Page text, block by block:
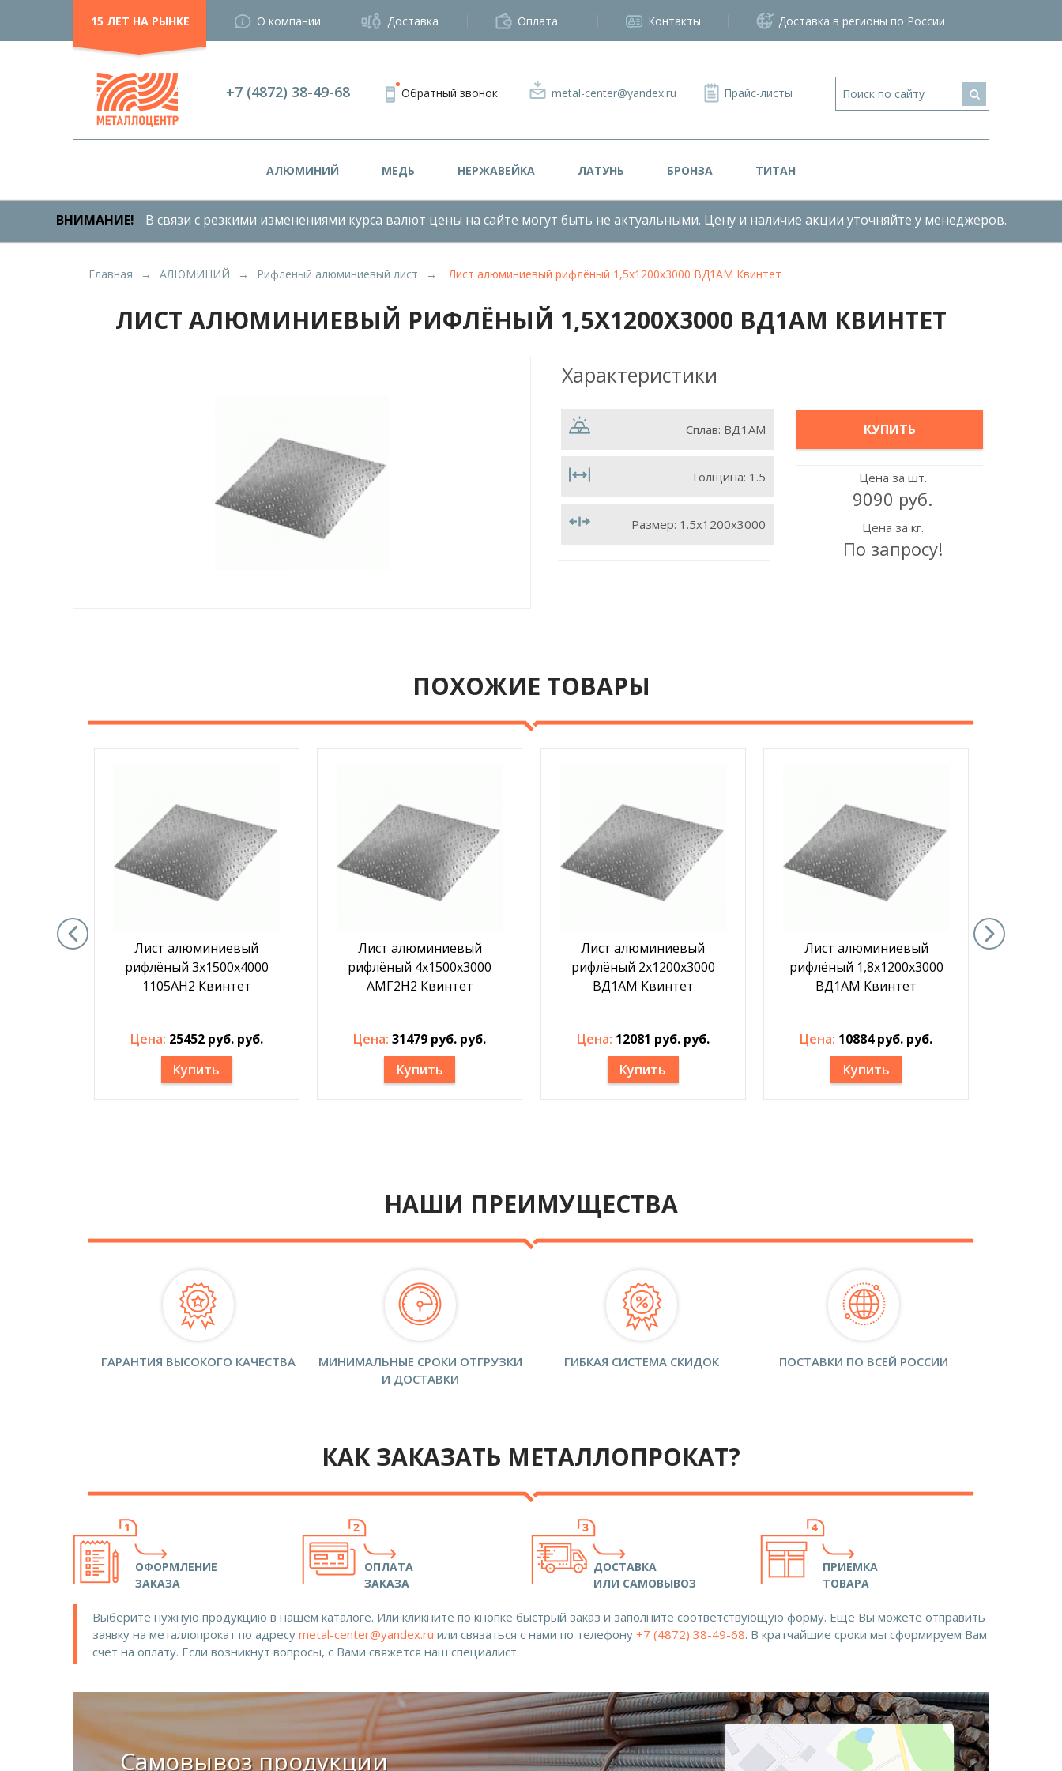
15 ЛЕТ НА РЫНКЕ О компании Доставка Оплата Контакты Доставка в регионы по России
+7 (4872) 38-49-68 Обратный звонок metal-center@yandex.ru Прайс-листы
АЛЮМИНИЙ МЕДЬ НЕРЖАВЕЙКА ЛАТУНЬ БРОНЗА ТИТАН
ВНИМАНИЕ! В связи с резкими изменениями курса валют цены на сайте могут быть не актуальными. Цену и наличие акции уточняйте у менеджеров.
Главная АЛЮМИНИЙ Рифленый алюминиевый лист Лист алюминиевый рифлёный 1,5х1200х3000 ВД1АМ Квинтет
ЛИСТ АЛЮМИНИЕВЫЙ РИФЛЁНЫЙ 1,5Х1200Х3000 ВД1АМ КВИНТЕТ
Характеристики
Сплав: ВД1АМ
Толщина: 1.5
Размер: 1.5х1200х3000
КУПИТЬ
Цена за шт.
9090 руб.
Цена за кг.
По запросу!
ПОХОЖИЕ ТОВАРЫ
Лист алюминиевый
рифлёный 3х1500х4000
1105АН2 Квинтет
Цена: 25452 руб. руб.
Купить
Лист алюминиевый
рифлёный 4х1500х3000
АМГ2Н2 Квинтет
Цена:31479 руб. руб.
Купить
Лист алюминиевый
рифлёный 2х1200х3000
ВД1АМ Квинтет
Цена: 12081 руб. руб.
Купить
Лист алюминиевый
рифлёный 1,8х1200х3000
ВД1АМ Квинтет
Цена: 10884 руб. руб.
Купить
НАШИ ПРЕИМУЩЕСТВА
ГАРАНТИЯ ВЫСОКОГО КАЧЕСТВА
МИНИМАЛЬНЫЕ СРОКИ ОТГРУЗКИ
И ДОСТАВКИ
ГИБКАЯ СИСТЕМА СКИДОК ПОСТАВКИ ПО ВСЕЙ РОССИИ
КАК ЗАКАЗАТЬ МЕТАЛЛОПРОКАТ?
ОФОРМЛЕНИЕ
ЗАКАЗА
ОПЛАТА
ЗАКАЗА
ДОСТАВКА
ИЛИ САМОВЫВОЗ
ПРИЕМКА
ТОВАРА
Выберите нужную продукцию в нашем каталоге. Или кликните по кнопке быстрый заказ и заполните соответствующую форму. Еще Вы можете отправить
заявку на металлопрокат по адресу metal-center@yandex.ru или связаться с нами по телефону +7 (4872) 38-49-68. В кратчайшие сроки мы сформируем Вам
счет на оплату. Если возникнут вопросы, с Вами свяжется наш специалист.
Самовывоз продукции